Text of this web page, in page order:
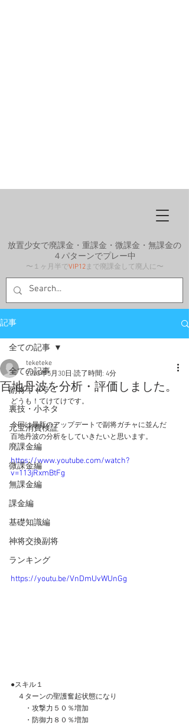
放置少女で廃課金・重課金・微課金・無課金の
４パターンでプレー中
〜１ヶ月半でVIP12まで廃課金して廃人に〜
記事
全ての記事
副将キャラ
裏技・小ネタ
元宝消費検証
廃課金編
微課金編
無課金編
課金編
基礎知識編
神将交換副将
ランキング
全ての記事
百地丹波を分析・評価しました。
teketeke
2023年5月30日 読了時間: 4分
どうも！てけてけです。
今回は最新のアップデートで副将ガチャに並んだ
百地丹波の分析をしていきたいと思います。
https://www.youtube.com/watch?
v=113jRxmBtFg
https://youtu.be/VnDmUvWUnGg
●スキル１
４ターンの聖護奮起状態になり
・攻撃力５０％増加
・防御力８０％増加